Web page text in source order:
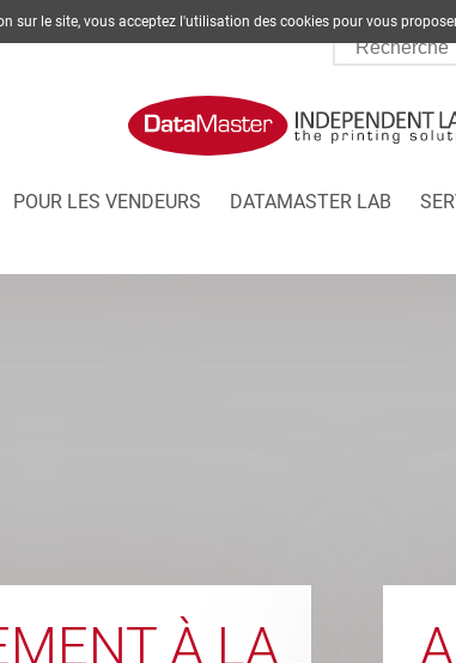
POUR LES VENDEURS DATAMASTER LAB
À LA
sur le site, vous acceptez l'utilisation des cookies pour vous